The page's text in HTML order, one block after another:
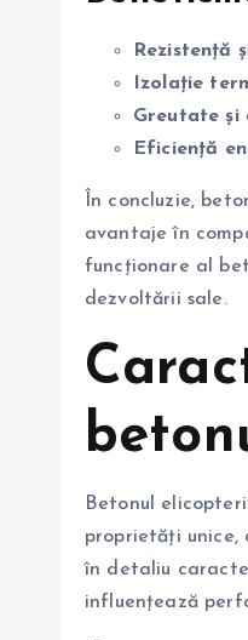
Rezistență
Izolație
Greutate și
Eficiență
În concluzie,
avantaje în
funcționare al
dezvoltării sale.
Betonul
proprietăți
în detaliu
influențează